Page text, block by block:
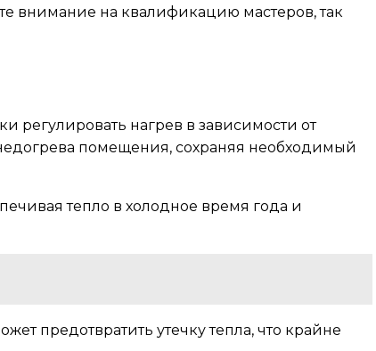
внимание на квалификацию мастеров, так
регулировать нагрев в зависимости от
помещения, сохраняя необходимый
тепло в холодное время года и
предотвратить утечку тепла, что крайне